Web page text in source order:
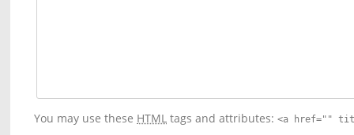
You may use these HTML tags and attributes:<a href=""